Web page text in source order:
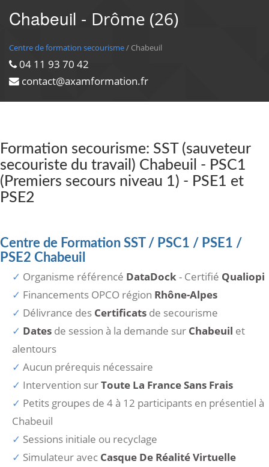
Chabeuil - Drôme (26)
Centre de formation secourisme/ Chabeuil
04 11 93 70 42
contact@axamformation.fr
Formation secourisme: SST (sauveteur
secouriste du travail) Chabeuil - PSC1
(Premiers secours niveau 1) - PSE1 et
PSE2
Centre de Formation SST / PSC1 / PSE1 /
PSE2 Chabeuil
Organisme référencé DataDock- Certifié Qualiopi
Financements OPCO région Rhône-Alpes
Délivrance des Certificats de secourisme
Dates de session à la demande sur Chabeuil et
alentours
Aucun prérequis nécessaire
Intervention surToute La France Sans Frais
Petits groupes de 4 à 12 participants en présentiel à
Chabeuil
Sessions initiale ou recyclage
Simulateur avec Casque De Réalité Virtuelle